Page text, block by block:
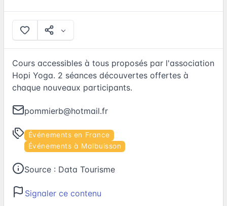
Cours accessibles à tous proposés par l'association
Hopi Yoga. 2 séances découvertes offertes à
chaque nouveaux participants.
pommierb@hotmail.fr
Événements en France
Événements à Malbuisson
Source : Data Tourisme
Signaler ce contenu